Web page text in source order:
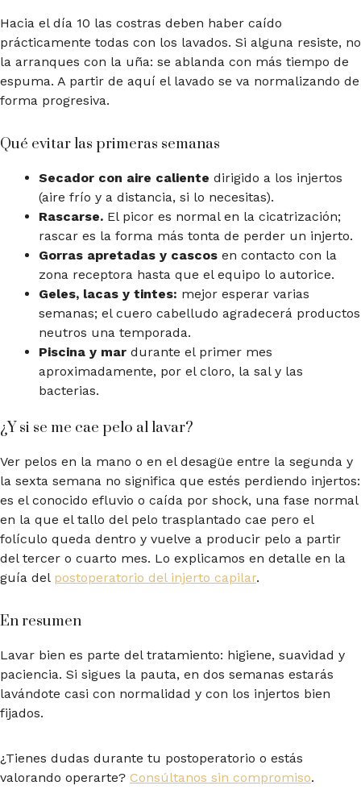
Hacia el día 10 las costras deben haber caído
prácticamente todas con los lavados. Si alguna resiste, no
la arranques con la uña: se ablanda con más tiempo de
espuma. A partir de aquí el lavado se va normalizando de
forma progresiva.
Qué evitar las primeras semanas
Secador con aire caliente dirigido a los injertos
(aire frío y a distancia, si lo necesitas).
Rascarse. El picor es normal en la cicatrización;
rascar es la forma más tonta de perder un injerto.
Gorras apretadas y cascos en contacto con la
zona receptora hasta que el equipo lo autorice.
Geles, lacas y tintes: mejor esperar varias
semanas; el cuero cabelludo agradecerá productos
neutros una temporada.
Piscina y mar durante el primer mes
aproximadamente, por el cloro, la sal y las
bacterias.
¿Y si se me cae pelo al lavar?
Ver pelos en la mano o en el desagüe entre la segunda y
la sexta semana no significa que estés perdiendo injertos:
es el conocido efluvio o caída por shock, una fase normal
en la que el tallo del pelo trasplantado cae pero el
folículo queda dentro y vuelve a producir pelo a partir
del tercer o cuarto mes. Lo explicamos en detalle en la
guía del postoperatorio del injerto capilar.
En resumen
Lavar bien es parte del tratamiento: higiene, suavidad y
paciencia. Si sigues la pauta, en dos semanas estarás
lavándote casi con normalidad y con los injertos bien
fijados.
¿Tienes dudas durante tu postoperatorio o estás
valorando operarte? Consúltanos sin compromiso.